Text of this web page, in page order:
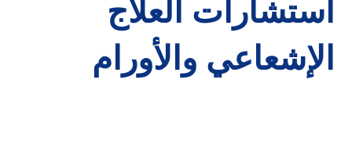
استشارات العلاج
الإشعاعي والأورام